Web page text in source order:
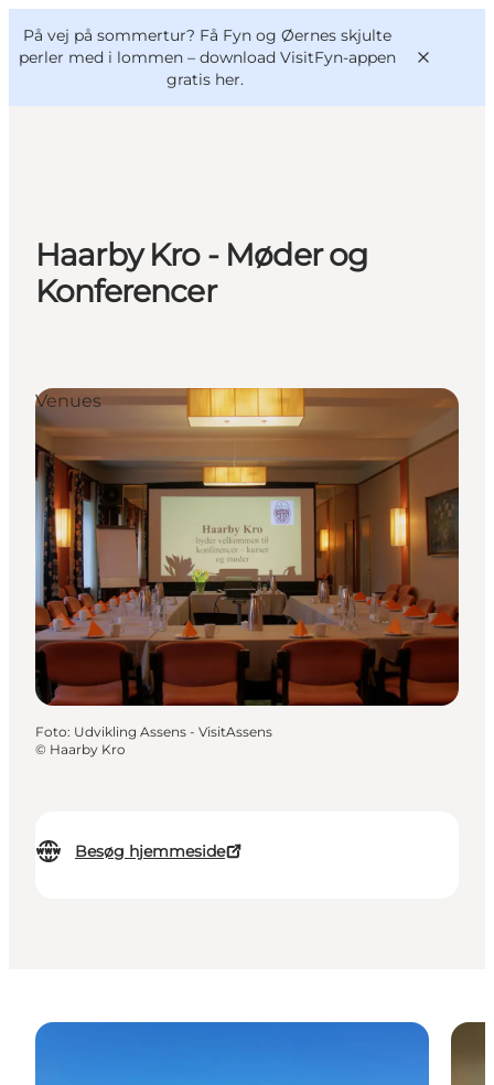
På vej på sommertur? Få Fyn og Øernes skjulte
perler med i lommen – download VisitFyn-appen
gratis her.
Oplevelser
Outdoor
Mad og drikke
VisitFyn
Deutsch
Haarby Kro - Møder og
Konferencer
Besøg hjemmeside
Venues
Foto: Udvikling Assens - VisitAssens
© Haarby Kro